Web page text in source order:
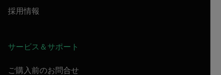
採用情報
サービス＆サポート
ご購入前のお問合せ